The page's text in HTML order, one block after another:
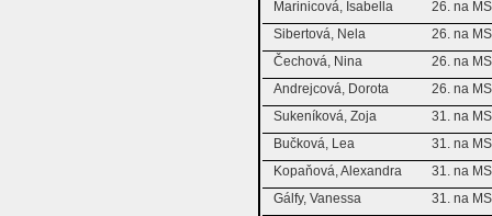
Marinicová, Isabella
26. na
Sibertová, Nela
26. na
Čechová, Nina
26. na
Andrejcová, Dorota
26. na
Sukeníková, Zoja
31. na
Bučková, Lea
31. na
Kopaňová, Alexandra
31. na
Gálfy, Vanessa
31. na